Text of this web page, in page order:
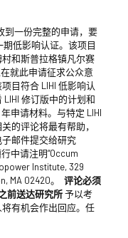
到一份完整的申请，要
期低影响认证。该项目
和斯普拉格镇凡尔赛
就此申请征求公众意
目符合 LIHI 低影响认
修订版中的计划和
申请材料。与特定 LIHI
的评论将最有帮助，
邮件提交给研究
中请注明“Occum
Institute, 329
MA 02420。 评论必须
前送达研究所予以考
有机会作出回应。任